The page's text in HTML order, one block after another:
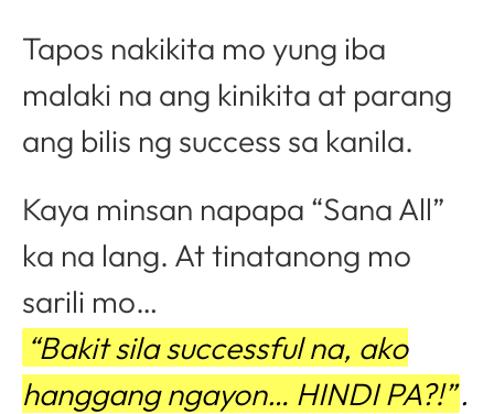
Tapos nakikita mo yung iba
malaki na ang kinikita at parang
ang bilis ng success sa kanila.
Kaya minsan napapa “Sana All”
ka na lang. At tinatanong mo
sarili mo…
“Bakit sila successful na, ako
hanggang ngayon… HINDI PA?!”.